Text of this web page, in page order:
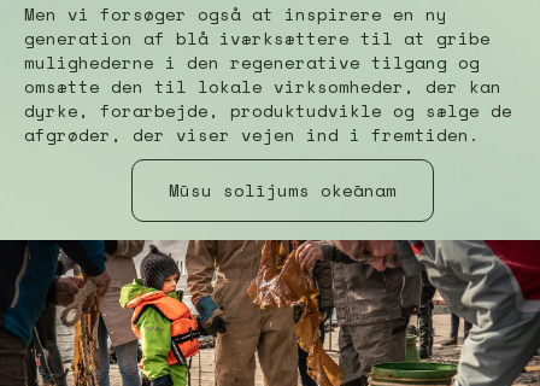
Men vi forsøger også at inspirere en ny
generation af blå iværksættere til at gribe
mulighederne i den regenerative tilgang og
omsætte den til lokale virksomheder, der kan
dyrke, forarbejde, produktudvikle og sælge de
afgrøder, der viser vejen ind i fremtiden.
Mūsu solījums okeānam